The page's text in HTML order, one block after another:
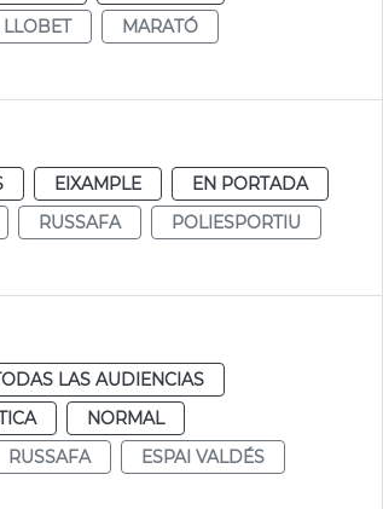
MARATÓ
EIXAMPLE
EN PORTADA
RUSSAFA
POLIESPORTIU
LAS AUDIENCIAS
NORMAL
RUSSAFA
ESPAI VALDÉS